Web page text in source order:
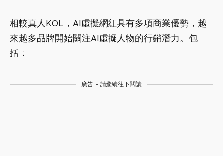
相較真人KOL，AI虛擬網紅具有多項商業優勢，越
來越多品牌開始關注AI虛擬人物的行銷潛力。包
括：
廣告 - 請繼續往下閱讀